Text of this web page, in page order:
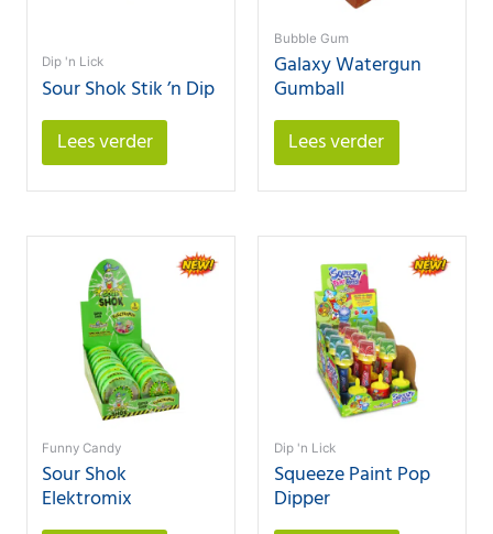
Dip 'n Lick
Sour Shok Stik ’n Dip
Lees verder
Bubble Gum
Galaxy Watergun
Gumball
Lees verder
Funny Candy
Sour Shok
Elektromix
Dip 'n Lick
Squeeze Paint Pop
Dipper